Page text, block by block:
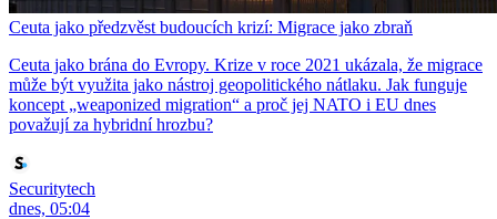
Ceuta jako předzvěst budoucích krizí: Migrace jako zbraň
Ceuta jako brána do Evropy. Krize v roce 2021 ukázala, že migrace
může být využita jako nástroj geopolitického nátlaku. Jak funguje
koncept „weaponized migration“ a proč jej NATO i EU dnes
považují za hybridní hrozbu?
Securitytech
dnes, 05:04